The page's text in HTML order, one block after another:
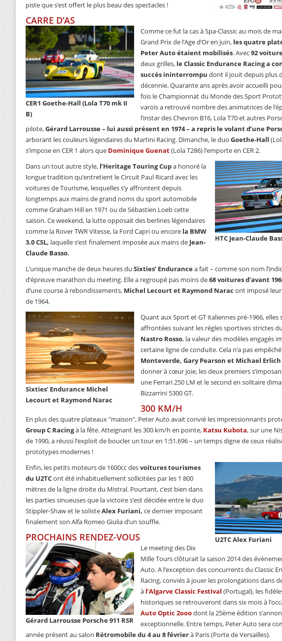
piste que s’est offert le plus beau des spectacles !
CARRE D’AS
CER1 Goethe-Hall (Lola T70 mk II
B)
Comme ce fut la cas à Spa-Classic au mois de
Grand Prix de l’Age d’Or en juin, les quatre
Peter Auto étaient mobilisés. Avec92
deux grilles, le Classic Endurance Racing a
succès ininterrompu dont il jouit depuis plus
décennie. Quarante ans après avoir accueilli
fois le Championnat du Monde des Sport
varois a retrouvé nombre des animatrices de
l’instar des Chevron B16, Lola T70 et autres
pilote,Gérard Larrousse – lui aussi présent en 1974 – a repris le volant d’une
arborant les couleurs légendaires du Martini Racing. Dimanche, le duo Goethe-Hall
s’impose en CER 1 alors que Dominique Guenat(Lola T286) l’emporte en CER 2.
HTC Jean-Claude
Dans un tout autre style, l’Heritage Touring Cupa honoré la
longue tradition qu’entretient le Circuit Paul Ricard avec les
voitures de Tourisme, lesquelles s’y affrontent depuis
longtemps aux mains de grand noms du sport automobile
comme Graham Hill en 1971 ou de Sébastien Loeb cette
saison. Ce weekend, la lutte opposait des berlines légendaires
comme la Rover TWR Vitesse, la Ford Capri ou encore la BMW
3.0 CSL, laquelle s’est finalement imposée aux mains de Jean-
Claude Basso.
L’unique manche de deux heures du Sixties’ Endurancea fait – comme son nom
d’épreuve marathon du meeting. Elle a regroupé pas moins de68 voitures d’avant
d’une course à rebondissements, Michel Lecourt et Raymond Narac ont imposé
de 1964.
Sixties’ Endurance Michel
Lecourt et Raymond Narac
Quant aux Sport et GT italiennes pré-1966, elles
affrontées suivant les règles sportives strictes du
Nastro Rosso, la valeur des modèles engagés
certaine ligne de conduite. Cela n’a pas empêché
Monteverde, Gary Pearson et Michael Erlich
donner à cœur joie, les deux premiers
une Ferrari 250 LM et le second en solitaire
Bizzarrini 5300 GT.
300 KM/H
En plus des quatre plateaux "maison", Peter Auto avait convié les impressionnants
Group C Racingà la fête. Atteignant les 300 km/h en pointe, Katsu Kubota, sur une
de 1990, a réussi l’exploit de boucler un tour en 1:51.696 – un temps digne de ceux
prototypes modernes !
U2TC Alex Furiani
Enfin, les petits moteurs de 1600cc desvoitures tourismes
du U2TCont été inhabituellement sollicitées par les 1 800
mètres de la ligne droite du Mistral. Pourtant, c’est bien dans
les parties sinueuses que la victoire s’est décidée entre le duo
Stippler-Shaw et le solisteAlex Furiani, ce dernier imposant
finalement son Alfa Romeo Giulia d’un souffle.
PROCHAINS RENDEZ-VOUS
Gérard Larrousse Porsche 911 RSR
Le meeting des Dix
Mille Tours clôturait la saison 2014 des
Auto. A l’exception des concurrents du Classic
Racing, conviés à jouer les prolongations dans
à l’Algarve Classic Festival (Portugal), les
historiques se retrouveront dans six mois à
Auto Optic 2ooodont la 25ème édition
exceptionnelle. Entre temps, Peter Auto sera
année présent au salon Rétromobile du 4 au 8 févrierà Paris (Porte de Versailles).